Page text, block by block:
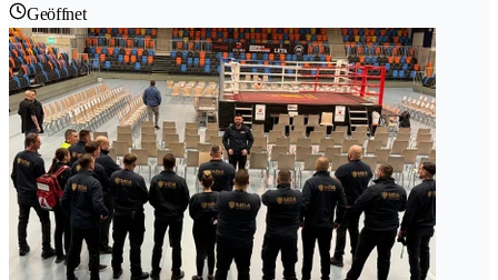
Geöffnet